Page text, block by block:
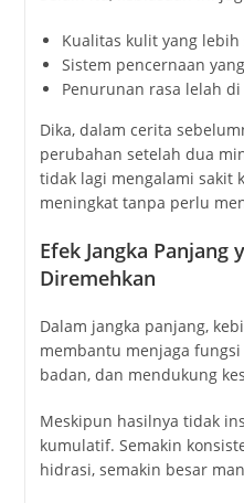
Kualitas kulit yang lebih
Sistem pencernaan yang
Penurunan rasa lelah di
Dika, dalam cerita
perubahan setelah dua
tidak lagi mengalami sakit
meningkat tanpa perlu
Efek Jangka Panjang
Diremehkan
Dalam jangka panjang,
membantu menjaga fungsi
badan, dan mendukung
Meskipun hasilnya tidak
kumulatif. Semakin
hidrasi, semakin besar